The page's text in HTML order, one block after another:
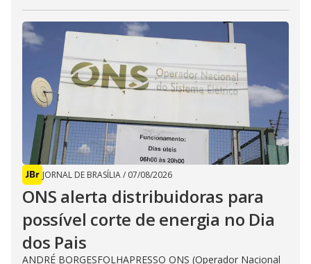
JORNAL DE BRASÍLIA/ 07/08/2026
ONS alerta distribuidoras para
possível corte de energia no Dia
dos Pais
ANDRÉ BORGESFOLHAPRESSO ONS (Operador Nacional